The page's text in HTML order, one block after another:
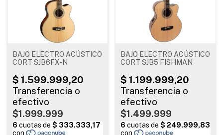
BAJO ELECTRO ACÚSTICO
CORT SJB6FX-N
$1.999.999
BAJO ELECTRO ACÚSTICO
CORT SJB5 FISHMAN
$1.499.999